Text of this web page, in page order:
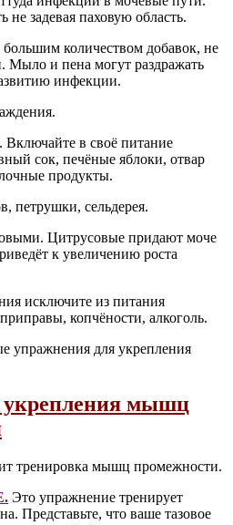
задевая паховую область.
количеством добавок, не
Мыло и пена могут раздражать
инфекции.
Включайте в своё питание
сок, печёные яблоки, отвар
продукты.
петрушки, сельдерея.
Цитрусовые придают моче
к увеличению роста
исключите из питания
копчёности, алкоголь.
упражнения для укрепления
мышц
тренировка мышц промежности.
Это упражнение тренирует
Представьте, что ваше тазовое